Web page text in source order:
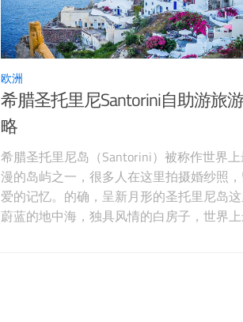
欧洲
希腊圣托里尼Santorini自助游旅
略
希腊圣托里尼岛（Santorini）被称作世界
漫的岛屿之一，很多人在这里拍摄婚纱照
爱的记忆。的确，呈新月形的圣托里尼岛
蔚蓝的地中海，独具风情的白房子，世界